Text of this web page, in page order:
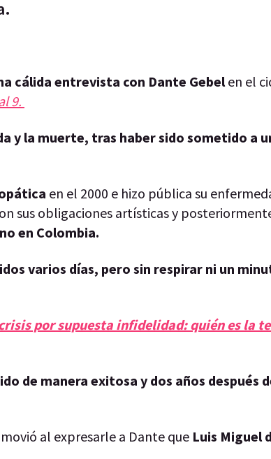
cálida entrevista con Dante Gebel en el
9.
y la muerte, tras haber sido sometido a
en el 2000 e hizo pública su
sus obligaciones artísticas y
en Colombia.
varios días, pero sin respirar ni un
por supuesta infidelidad: quién es la
de manera exitosa y dos años después
al expresarle a Dante que Luis Miguel